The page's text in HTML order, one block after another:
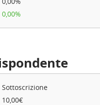
0,00%
Sottoscrizione
10,00€